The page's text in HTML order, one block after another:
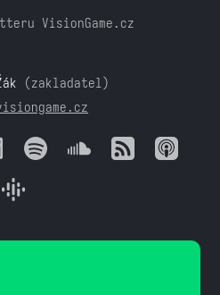
VisionGame.cz
(zakladatel)